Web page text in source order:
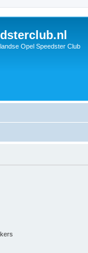
Opel Speedster Club